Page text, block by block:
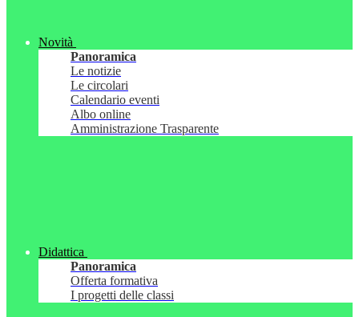
Novità
Panoramica
Le notizie
Le circolari
Calendario eventi
Albo online
Amministrazione Trasparente
Didattica
Panoramica
Offerta formativa
I progetti delle classi